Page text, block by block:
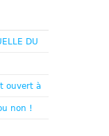
DU
ouvert à
non !